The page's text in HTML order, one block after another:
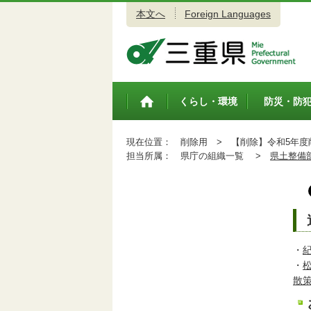
本文へ Foreign Languages
トップペ
くらし・環境 防災・防
現在位置： 削除用 > 【削除】令和5年
担当所属：
県庁の組織一覧 > 県土整備
・
・
散